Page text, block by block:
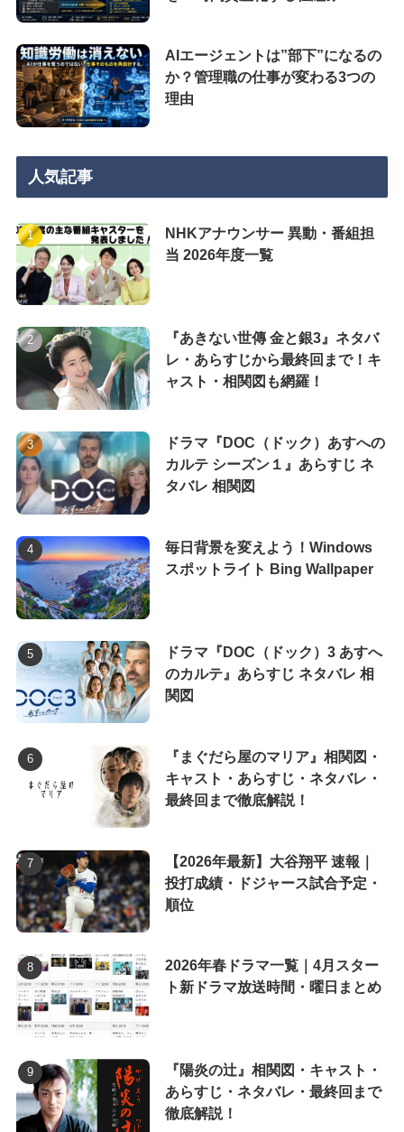
AIエージェントは”部下”になるの
か？管理職の仕事が変わる3つの
理由
人気記事
NHKアナウンサー 異動・番組担
当 2026年度一覧
『あきない世傳 金と銀3』ネタバ
レ・あらすじから最終回まで！キ
ャスト・相関図も網羅！
ドラマ『DOC（ドック）あすへの
カルテ シーズン１』あらすじ ネ
タバレ 相関図
毎日背景を変えよう！Windows
スポットライト Bing Wallpaper
ドラマ『DOC（ドック）3 あすへ
のカルテ』あらすじ ネタバレ 相
関図
『まぐだら屋のマリア』相関図・
キャスト・あらすじ・ネタバレ・
最終回まで徹底解説！
【2026年最新】大谷翔平 速報｜
投打成績・ドジャース試合予定・
順位
2026年春ドラマ一覧｜4月スター
ト新ドラマ放送時間・曜日まとめ
『陽炎の辻』相関図・キャスト・
あらすじ・ネタバレ・最終回まで
徹底解説！